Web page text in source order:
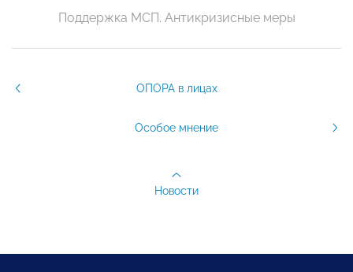
Поддержка МСП. Антикризисные меры
ОПОРА в лицах
Особое мнение
Новости